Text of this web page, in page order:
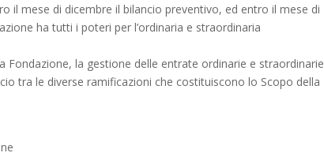
il mese di dicembre il bilancio preventivo, ed entro il mese di
ha tutti i poteri per l’ordinaria e straordinaria
Fondazione, la gestione delle entrate ordinarie e straordinarie
tra le diverse ramificazioni che costituiscono lo Scopo della